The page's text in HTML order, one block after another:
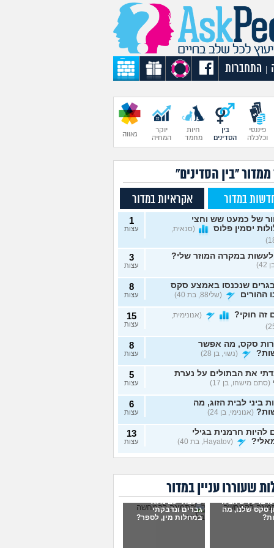
התחברות
פיננסי
וכלכלה
בין
הסדינים
חיות
מחמד
יוקר
המחיה
גאווה
ממדור "בין הסדינים"
במדור אקראיות במדור
של כמעט שש וחצי
יסמין פלוס
(סנאית,
1
עצות
במקרה המוזר שלי? 3
עצות
שנכנסו באמצע סקס
ההורים
(שלי88, בת 40)
8
עצות
זה חוקי?
(אנונימית,
15
עצות
סקס, מה אפשר
(נשוי, בן 28)
8
עצות
את הבתולים על נערת
(סתם מישהו, בן 17)
5
עצות
ביני לבית הזוג, מה
(אנונימי, בן 24)
6
עצות
להיות חרמנית בגילי
(Hayatov, בת 40)
13
עצות
18)
יחד עם הבן זוג, והוא
עליי ולא חושק בי,
(כינוי, בת 26)
9
עצות
שעוררו עניין במדור
ברע ויש אצלו
סקס שלנו, מה
שכבתי עם מלא
גברים ונדבקתי
במחלות מין, לספר?